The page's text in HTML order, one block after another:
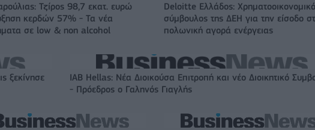
Τζίρος 98,7 εκατ. ευρώ
κερδών 57% - Τα νέα
σε low & non alcohol
Deloitte Ελλάδος:
σύμβουλος της ΔΕΗ για την είσοδο
πολωνική αγορά ενέργειας
ξεκίνησε
IAB Hellas: Νέα Διοικούσα Επιτροπή και νέο Διοικητικό
- Πρόεδρος ο Γαληνός Γιαγλής